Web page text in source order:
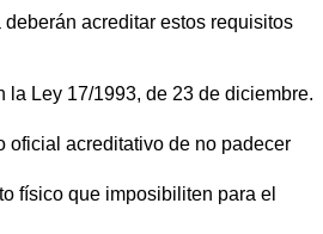
acreditar estos requisitos
la Ley 17/1993, de 23 de diciembre.
oficial acreditativo de no padecer
físico que imposibiliten para el